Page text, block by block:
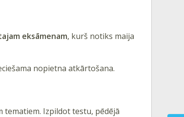
eksāmenam, kurš notiks maija
nopietna atkārtošana.
tematiem. Izpildot testu, pēdējā